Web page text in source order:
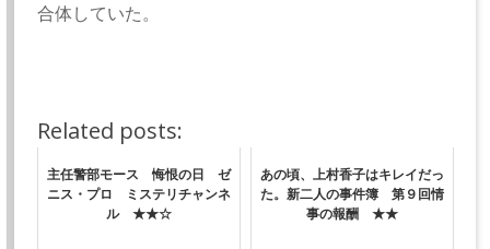
合体していた。
Related posts:
主任警部モース 悔恨の日 ゼ
ニス・プロ ミステリチャンネ
ル ★★☆
あの頃、上村香子はキレイだっ
た。新二人の事件簿 第９回情
事の報酬 ★★